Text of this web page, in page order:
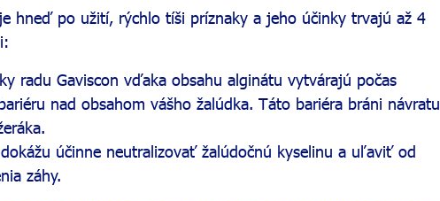
hneď po užití, rýchlo tíši príznaky a jeho účinky trvajú až 4
radu Gaviscon vďaka obsahu alginátu vytvárajú počas
nad obsahom vášho žalúdka. Táto bariéra bráni návratu
účinne neutralizovať žalúdočnú kyselinu a uľaviť od
záhy.